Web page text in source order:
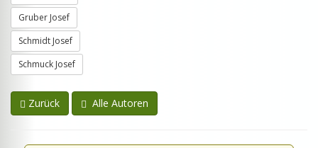
Gruber Josef
Schmidt Josef
Schmuck Josef
Zurück Alle Autoren